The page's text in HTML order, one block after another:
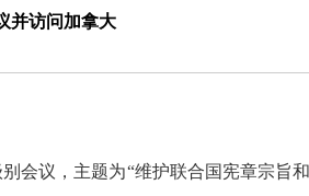
并访问加拿大
会议，主题为“维护联合国宪章宗旨